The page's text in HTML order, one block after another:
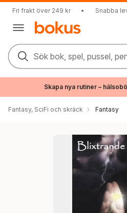
Fri frakt över 249 kr • Snabba
Sök bok, spel, pussel,
Skapa nya rutiner –
Fantasy, SciFi och skräck Fantasy